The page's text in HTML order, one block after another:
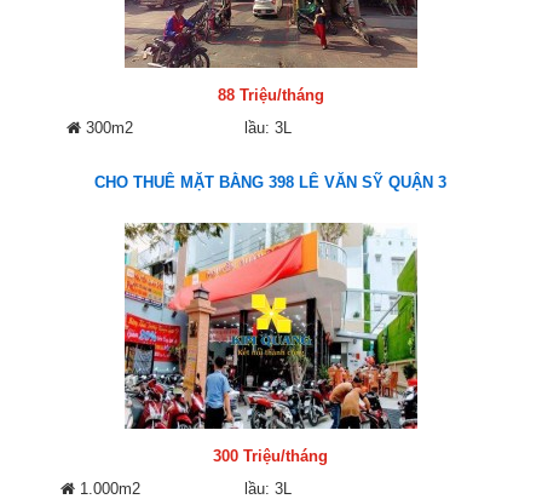
88 Triệu/tháng
300m2
lầu: 3L
CHO THUÊ MẶT BẰNG 398 LÊ VĂN SỸ QUẬN 3
300 Triệu/tháng
1.000m2
lầu: 3L